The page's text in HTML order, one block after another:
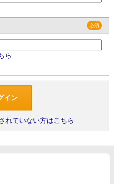
ら
れていない方はこちら